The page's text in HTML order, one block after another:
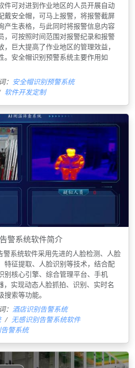
可对进到作业地区的人员开展自动
戴安全帽，可马上报警，将报警截屏
产生表格，与此同时将报警信息内容
，可按照时间范围对报警纪录和报警
巨大提高了作业地区的管理效益，
。安全帽识别预警系统主要作用如
： 安全帽识别预警系统
软件开发定制
警系统软件简介
系统软件采用先进的人脸检测、人脸
特征提取、人脸识别等技术，结合配
别核心引擎、综合管理平台、手机
实现动态人脸抓拍、识别、实时名
索等功能。
： 酒店识别告警系统
无感识别告警系统软件
警系统